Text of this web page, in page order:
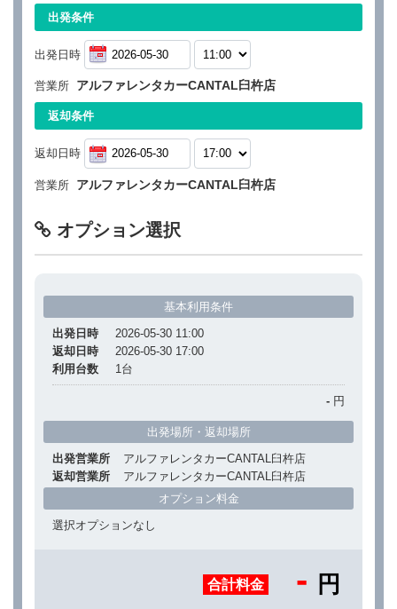
出発条件
出発日時
営業所 アルファレンタカーCANTAL臼杵店
返却条件
返却日時
営業所 アルファレンタカーCANTAL臼杵店
オプション選択
基本利用条件
出発日時
2026-05-30 11:00
返却日時
2026-05-30 17:00
利用台数
1 台
- 円
出発場所・返却場所
出発営業所
アルファレンタカーCANTAL臼杵店
返却営業所
アルファレンタカーCANTAL臼杵店
オプション料金
選択オプションなし
合計料金 - 円